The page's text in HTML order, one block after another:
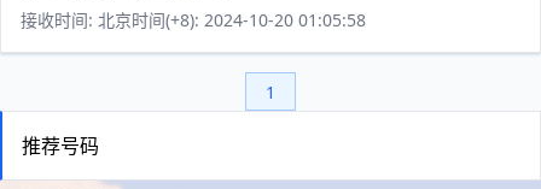
接收时间: 北京时间(+8): 2024-10-20 01:05:58
1
推荐号码